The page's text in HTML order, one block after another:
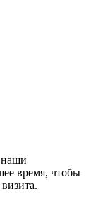
наши
время, чтобы